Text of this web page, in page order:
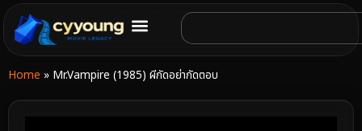
Home » Mr.Vampire (1985) ผีกัดอย่ากัดตอบ